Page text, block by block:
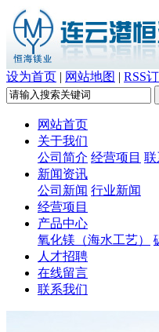
设为首页 | 网站地图 | RSS
网站首页
关于我们
公司简介 经营项目 联
新闻资讯
公司新闻 行业新闻
经营项目
产品中心
氧化镁（海水工艺）
人才招聘
在线留言
联系我们